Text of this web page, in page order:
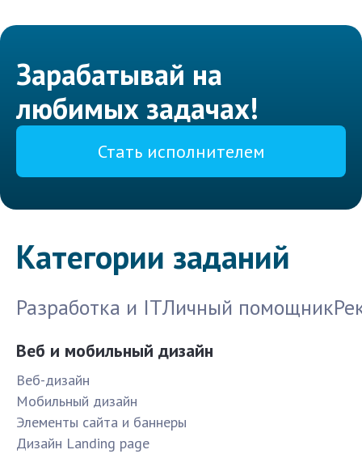
Зарабатывай на
любимых задачах!
Стать исполнителем
Категории заданий
Разработка и ITЛичный помощник
Веб и мобильный дизайн
Веб-дизайн
Мобильный дизайн
Элементы сайта и баннеры
Дизайн Landing page